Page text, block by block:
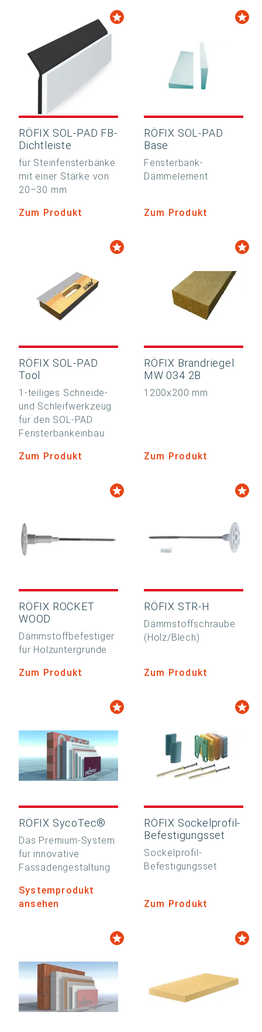
RÖFIX SOL-PAD FB-
Dichtleiste
für Steinfensterbänke
mit einer Stärke von
20–30 mm
Zum Produkt
RÖFIX SOL-PAD
Base
Fensterbank-
Dämmelement
Zum Produkt
RÖFIX SOL-PAD
Tool
1-teiliges Schneide-
und Schleifwerkzeug
für den SOL-PAD
Fensterbankeinbau
Zum Produkt
RÖFIX Brandriegel
MW 034 2B
1200x200 mm
Zum Produkt
RÖFIX ROCKET
WOOD
Dämmstoffbefestiger
für Holzuntergründe
Zum Produkt
RÖFIX STR-H
Dämmstoffschraube
(Holz/Blech)
Zum Produkt
RÖFIX SycoTec®
Das Premium-System
für innovative
Fassadengestaltung
Systemprodukt
ansehen
RÖFIX Sockelprofil-
Befestigungsset
Sockelprofil-
Befestigungsset
Zum Produkt